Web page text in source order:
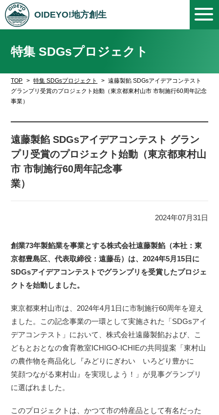
OIDEYO!地方創生
特集 SDGsプロジェクト
TOP 特集 SDGsプロジェクト
遠藤製餡 SDGsアイデアコンテスト
グランプリ受賞のプロジェクト始動（東京都東村山市 市制施行60周年記念
事業）
遠藤製餡 SDGsアイデアコンテスト グラン
プリ受賞のプロジェクト始動（東京都東村山
市 市制施行60周年記念事
業
2024年07月31日
創業73年製餡業を事業とする株式会社遠藤製餡（本社：東
京都豊島区、代表取締役：遠藤岳）は、2024年5月15日に
SDGsアイデアコンテストでグランプリを受賞したプロジェ
クトを始動しました。
東京都東村山市は、2024年4月1日に市制施行60周年を迎え
ました。この記念事業の一環として実施された「SDGsアイ
デアコンテスト」において、株式会社遠藤製餡および、こ
どもとおとなの食育教室ICHIGO-ICHIEの共同提案「東村山
の農作物を商品化し『みどりにぎわい いろどり豊かに
笑顔つながる東村山』を実現しよう！」が見事グランプリ
に選ばれました。
このプロジェクトは、かつて市の特産品として有名だった